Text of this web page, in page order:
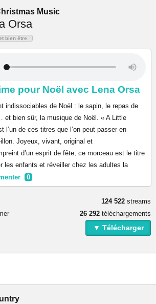
Music
Orsa
bien être
pour Noël avec Lena Orsa
indissociables de Noël : le sapin, le repas de
bien sûr, la musique de Noël. « A Little
l’un de ces titres que l’on peut passer en
Joyeux, vivant, original et
d’un esprit de fête, ce morceau est le titre
les enfants et réveiller chez les adultes la
0
124 522 streams
26 292 téléchargements
▼ Télécharger